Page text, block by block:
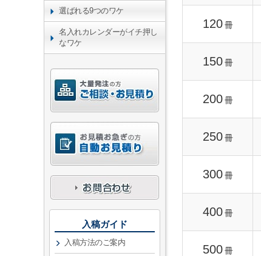
120 冊
150 冊
200 冊
250 冊
300 冊
400 冊
500 冊
選ばれる9つのワケ
名入れカレンダーがイチ押し
なワケ
入稿ガイド
入稿方法のご案内